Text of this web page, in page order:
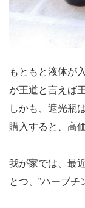
もともと液体が
が王道と言えば
しかも、遮光瓶
購入すると、高
我が家では、最
とつ、”ハーブチ